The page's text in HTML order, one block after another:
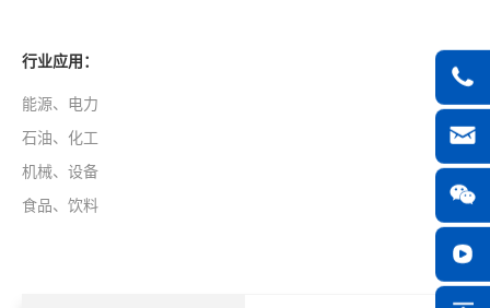
行业应用：
能源、电力
石油、化工
机械、设备
食品、饮料